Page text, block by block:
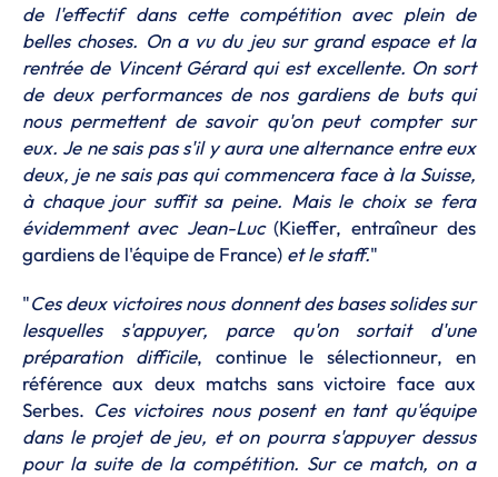
de l'effectif dans cette compétition avec plein de
belles choses. On a vu du jeu sur grand espace et la
rentrée de Vincent Gérard qui est excellente. On sort
de deux performances de nos gardiens de buts qui
nous permettent de savoir qu'on peut compter sur
eux. Je ne sais pas s'il y aura une alternance entre eux
deux, je ne sais pas qui commencera face à la Suisse,
à chaque jour suffit sa peine. Mais le choix se fera
évidemment avec Jean-Luc(Kieffer, entraîneur des
gardiens de l'équipe de France) et le staff."
"Ces deux victoires nous donnent des bases solides sur
lesquelles s'appuyer, parce qu'on sortait d'une
préparation difficile, continue le sélectionneur, en
référence aux deux matchs sans victoire face aux
Serbes. Ces victoires nous posent en tant qu'équipe
dans le projet de jeu, et on pourra s'appuyer dessus
pour la suite de la compétition. Sur ce match, on a